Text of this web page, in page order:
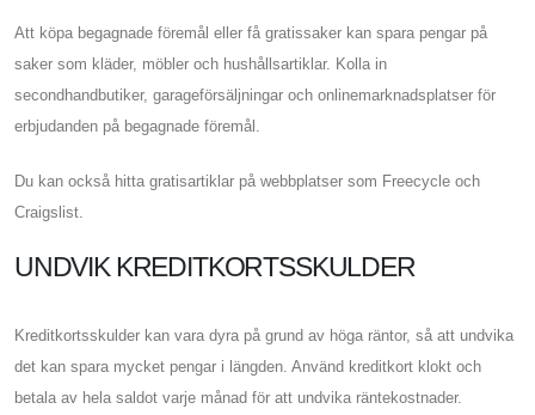
Att köpa begagnade föremål eller få gratissaker kan spara pengar på
saker som kläder, möbler och hushållsartiklar. Kolla in
secondhandbutiker, garageförsäljningar och onlinemarknadsplatser för
erbjudanden på begagnade föremål.
Du kan också hitta gratisartiklar på webbplatser som Freecycle och
Craigslist.
UNDVIK KREDITKORTSSKULDER
Kreditkortsskulder kan vara dyra på grund av höga räntor, så att undvika
det kan spara mycket pengar i längden. Använd kreditkort klokt och
betala av hela saldot varje månad för att undvika räntekostnader.